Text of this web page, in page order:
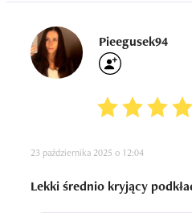
Pieegusek94
23 października 2025 o 12:04
Lekki średnio kryjący